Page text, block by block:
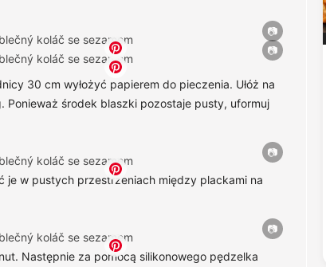
30 cm wyłożyć papierem do pieczenia. Ułóż na
Ponieważ środek blaszki pozostaje pusty, uformuj
je w pustych przestrzeniach między plackami na
Następnie za pomocą silikonowego pędzelka